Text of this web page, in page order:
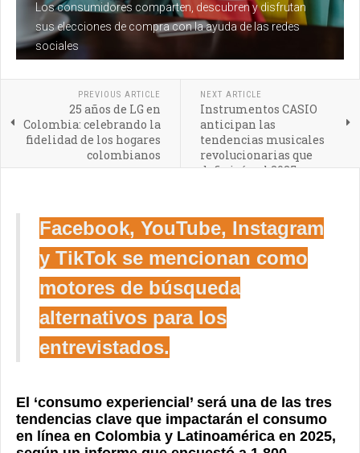
Los consumidores comparten, descubren y disfrutan
sus elecciones de compra con la ayuda de las redes
sociales
PREVIOUS ARTICLE
25 años de LG en
Colombia: celebrando la
fidelidad de los hogares
colombianos
NEXT ARTICLE
Instrumentos CASIO
anticipan las
tendencias musicales
revolucionarias que
definirán el 2025
Facebook, YouTube, Instagram
y TikTok se mencionan como
motores de búsqueda
alternativos para los
entrevistados.
El ‘consumo experiencial’ será una de las tres
tendencias clave que impactarán el consumo
en línea en Colombia y Latinoamérica en 2025,